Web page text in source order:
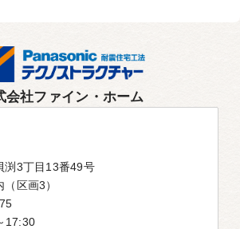
会社ファイン・ホーム
渕3丁目13番49号
区画3）
17:30